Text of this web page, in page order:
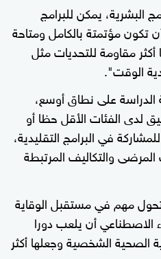
البشرية، يمكن للبرامج
تكون مؤتمتة بالكامل ومتاحة
مقاومة للتحديات مثل
الوقت".
على نطاق أوسع،
لدى الفئات الأقل حظا أو
في البرامج التقليدية،
والتكاليف المرتبطة
مهم في مستقبل الوقاية
أن يلعب دورا
الصحية الشخصية وجعلها أكثر